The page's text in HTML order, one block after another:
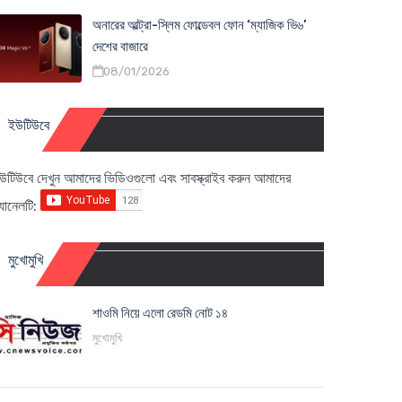
অনারের আল্ট্রা-স্লিম ফোল্ডেবল ফোন ‘ম্যাজিক ভি৬’
দেশের বাজারে
08/01/2026
ইউটিউবে
দেখুন আমাদের ভিডিওগুলো এবং সাবস্ক্রাইব করুন আমাদের
মুখোমুখি
শাওমি নিয়ে এলো রেডমি নোট ১৪
মুখোমুখি